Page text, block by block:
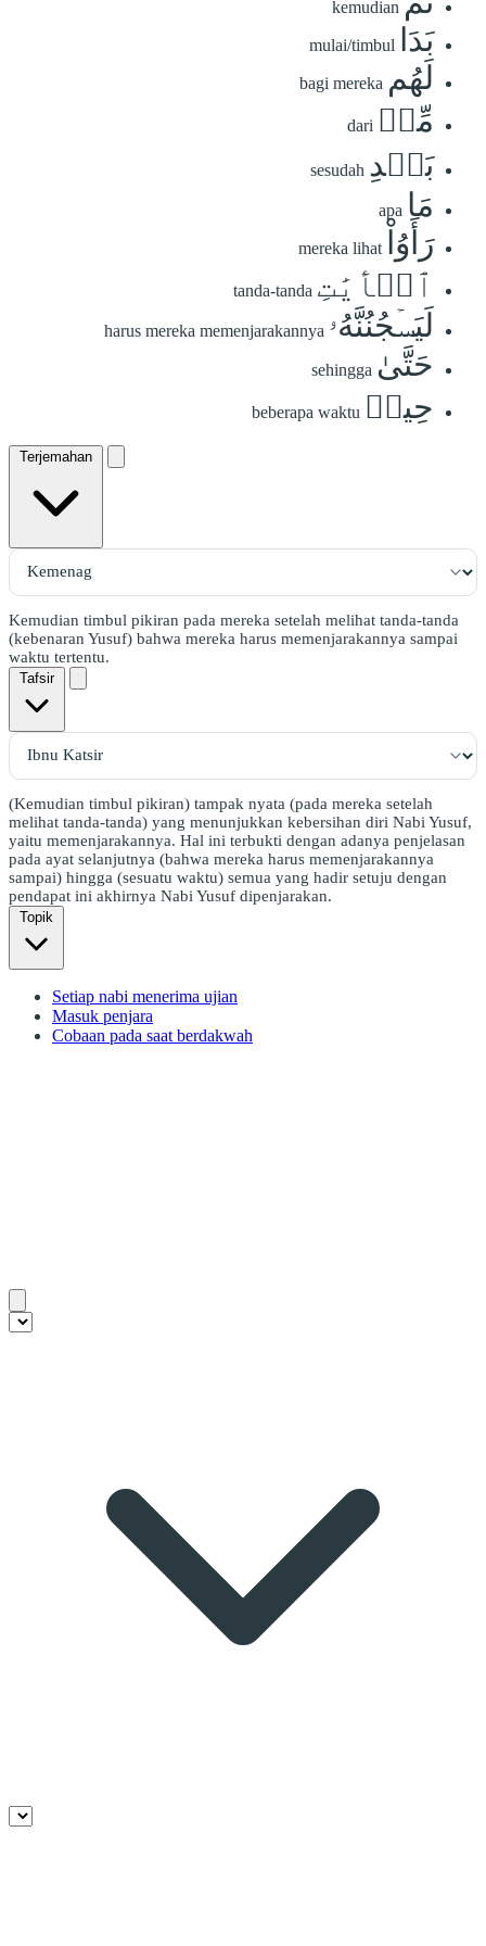
kemudian
بَدَا mulai/timbul
لَهُم bagi mereka
مِّنۢ dari
بَعۡدِ sesudah
مَا apa
رَأَوُاْ mereka lihat
ٱلۡأٓيَٰتِ tanda-tanda
لَيَسۡجُنُنَّهُۥ harus mereka memenjarakannya
حَتَّىٰ sehingga
حِينٖ beberapa waktu
Terjemahan
Kemudian timbul pikiran pada mereka setelah melihat tanda-tanda
(kebenaran Yusuf) bahwa mereka harus memenjarakannya sampai
waktu tertentu.
Tafsir
(Kemudian timbul pikiran) tampak nyata (pada mereka setelah
melihat tanda-tanda) yang menunjukkan kebersihan diri Nabi Yusuf,
yaitu memenjarakannya. Hal ini terbukti dengan adanya penjelasan
pada ayat selanjutnya (bahwa mereka harus memenjarakannya
sampai) hingga (sesuatu waktu) semua yang hadir setuju dengan
pendapat ini akhirnya Nabi Yusuf dipenjarakan.
Topik
Setiap nabi menerima ujian
Masuk penjara
Cobaan pada saat berdakwah